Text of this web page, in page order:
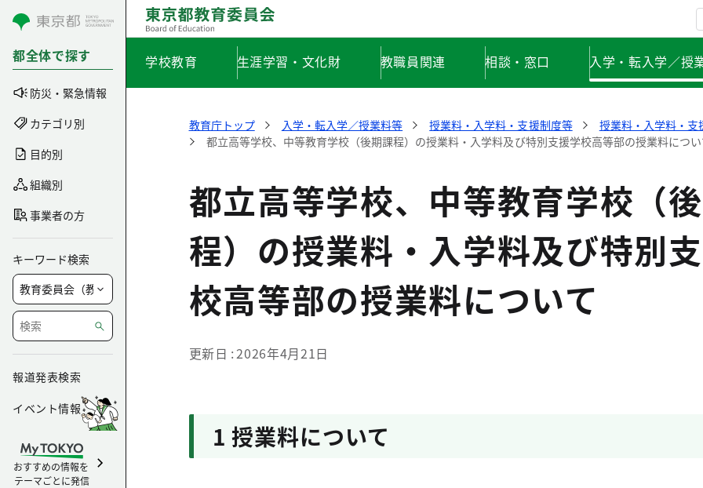
コンテンツにスキップ
都全体で探す
防災・緊急情報
カテゴリ別
目的別
組織別
事業者の方
キーワード検索
報道発表検索
イベント情報
おすすめの情報を
テーマごとに発信
学校教育 生涯学習・文化財 教職員関連 相談・窓口 入学・転入学／授
教育庁トップ 入学・転入学／授業料等 授業料・入学料・支援制度等
授業料・入学料・支
都立高等学校、中等教育学校（後期課程）の授業料・入学料及び特別支援学校高等部の授業料につ
都立高等学校、中等教育学校（
程）の授業料・入学料及び特別
校高等部の授業料について
更新日 2026年4月21日
1 授業料について